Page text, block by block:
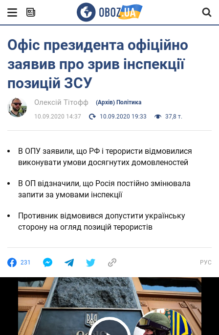
Офіс президента офіційно
заявив про зрив інспекції
позицій ЗСУ
Олексій Тітофф (Архів) Політика
10.09.2020 14:37 10.09.2020 19:33 37,8 т.
В ОПУ заявили, що РФ і терористи відмовилися
виконувати умови досягнутих домовленостей
В ОП відзначили, що Росія постійно змінювала
запити за умовами інспекції
Противник відмовився допустити українську
сторону на огляд позицій терористів
231 РУС